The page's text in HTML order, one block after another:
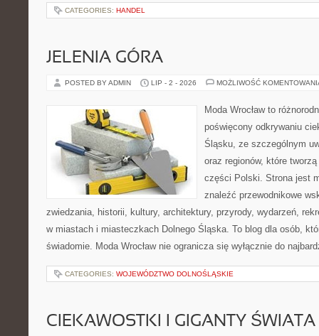
CATEGORIES: HANDEL
JELENIA GÓRA
POSTED BY ADMIN LIP - 2 - 2026 MOŻLIWOŚĆ
Moda Wrocław to
poświęcony odkrywaniu
Śląsku, ze szczególnym
oraz regionów, które
części Polski. Strona jest
znaleźć przewodnikowe
zwiedzania, historii, kultury, architektury, przyrody, wydarzeń,
w miastach i miasteczkach Dolnego Śląska. To blog dla osób,
świadomie. Moda Wrocław nie ogranicza się wyłącznie do
CATEGORIES: WOJEWÓDZTWO DOLNOŚLĄSKIE
CIEKAWOSTKI I GIGANTY ŚWIATA